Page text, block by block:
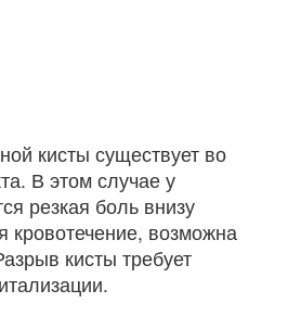
кисты существует во
В этом случае у
резкая боль внизу
кровотечение, возможна
кисты требует